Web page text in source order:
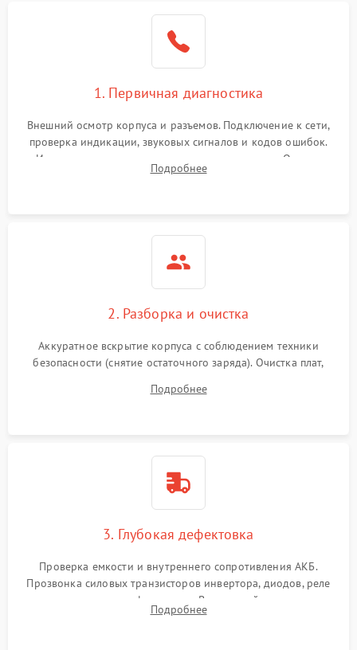
1. Первичная диагностика
Внешний осмотр корпуса и разъемов. Подключение к сети,
проверка индикации, звуковых сигналов и кодов ошибок.
Измерение входного и выходного напряжения. Оценка
реакции ИБП на отключение основного питания без
Подробнее
2. Разборка и очистка
Аккуратное вскрытие корпуса с соблюдением техники
безопасности (снятие остаточного заряда). Очистка плат,
и кистей для предотвращения перегрева и замыканий.
Подробнее
3. Глубокая дефектовка
Проверка емкости и внутреннего сопротивления АКБ.
Прозвонка силовых транзисторов инвертора, диодов, реле
переключения и трансформатора. Визуальный поиск вздутых
конденсаторов и прогаров на печатной плате.
Подробнее